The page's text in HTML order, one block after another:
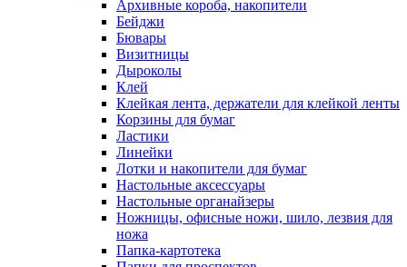
Архивные короба, накопители
Бейджи
Бювары
Визитницы
Дыроколы
Клей
Клейкая лента, держатели для клейкой ленты
Корзины для бумаг
Ластики
Линейки
Лотки и накопители для бумаг
Настольные аксессуары
Настольные органайзеры
Ножницы, офисные ножи, шило, лезвия для
ножа
Папка-картотека